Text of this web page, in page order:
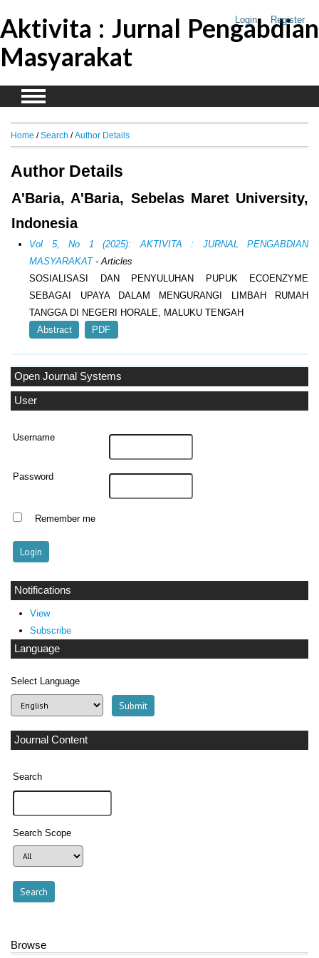
Login Register
Aktivita : Jurnal Pengabdian
Masyarakat
Open Journal Systems
User
Username
Password
Remember me
Notifications
View
Subscribe
Language
Select Language
Journal Content
Search
Search Scope
Browse
Home / Search / Author Details
Author Details
A'Baria, A'Baria, Sebelas Maret University,
Indonesia
Vol 5, No 1 (2025): AKTIVITA : JURNAL PENGABDIAN
MASYARAKAT- Articles
SOSIALISASI DAN PENYULUHAN PUPUK ECOENZYME
SEBAGAI UPAYA DALAM MENGURANGI LIMBAH RUMAH
TANGGA DI NEGERI HORALE, MALUKU TENGAH
Abstract
PDF